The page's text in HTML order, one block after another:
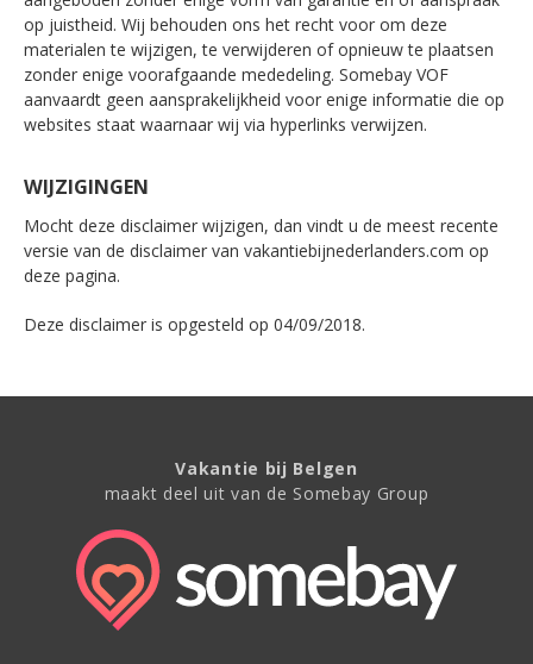
op juistheid. Wij behouden ons het recht voor om deze
materialen te wijzigen, te verwijderen of opnieuw te plaatsen
zonder enige voorafgaande mededeling. Somebay VOF
aanvaardt geen aansprakelijkheid voor enige informatie die op
websites staat waarnaar wij via hyperlinks verwijzen.
WIJZIGINGEN
Mocht deze disclaimer wijzigen, dan vindt u de meest recente
versie van de disclaimer van vakantiebijnederlanders.com op
deze pagina.
Deze disclaimer is opgesteld op 04/09/2018.
Vakantie bij Belgen
maakt deel uit van de Somebay Group